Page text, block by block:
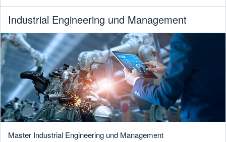
Industrial Engineering und Management
Master Industrial Engineering und Management